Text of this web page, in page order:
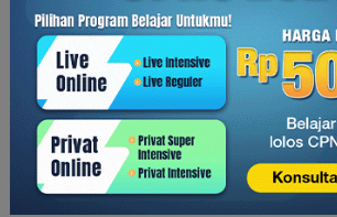
mementingkan masyarakat kurang
Store Indonesia.
Berdasarkan penjelasan diatas,
berpendapat bahwa semua orang
pakaian bekas. Namun, perlu diketahui
paling bergantung pada toko-toko
mereka yang memiliki ekonomi menengah